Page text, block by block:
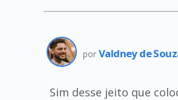
por Valdney de
Sim desse jeito que